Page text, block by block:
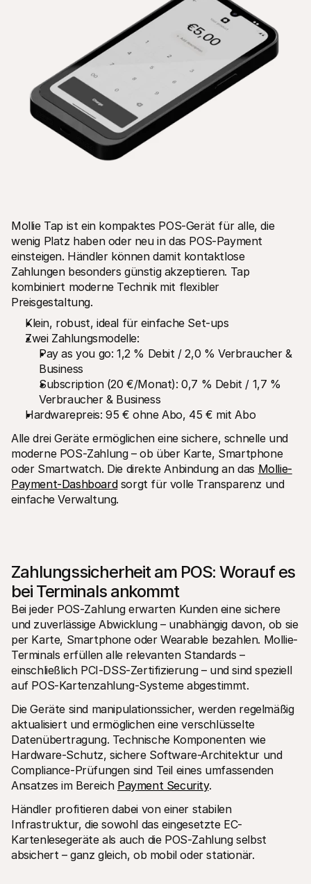
Mollie Tap ist ein kompaktes POS-Gerät für alle, die
wenig Platz haben oder neu in das POS-Payment
einsteigen. Händler können damit kontaktlose
Zahlungen besonders günstig akzeptieren. Tap
kombiniert moderne Technik mit flexibler
Preisgestaltung.
Klein, robust, ideal für einfache Set-ups
Zwei Zahlungsmodelle:
Pay as you go: 1,2 % Debit / 2,0 % Verbraucher &
Business
Subscription (20 €/Monat): 0,7 % Debit / 1,7 %
Verbraucher & Business
Hardwarepreis: 95 € ohne Abo, 45 € mit Abo
Alle drei Geräte ermöglichen eine sichere, schnelle und
moderne POS-Zahlung – ob über Karte, Smartphone
oder Smartwatch. Die direkte Anbindung an das Mollie-
Payment-Dashboard sorgt für volle Transparenz und
einfache Verwaltung.
Zahlungssicherheit am POS: Worauf es
bei Terminals ankommt
Bei jeder POS-Zahlung erwarten Kunden eine sichere
und zuverlässige Abwicklung – unabhängig davon, ob sie
per Karte, Smartphone oder Wearable bezahlen. Mollie-
Terminals erfüllen alle relevanten Standards –
einschließlich PCI-DSS-Zertifizierung – und sind speziell
auf POS-Kartenzahlung-Systeme abgestimmt.
Die Geräte sind manipulationssicher, werden regelmäßig
aktualisiert und ermöglichen eine verschlüsselte
Datenübertragung. Technische Komponenten wie
Hardware-Schutz, sichere Software-Architektur und
Compliance-Prüfungen sind Teil eines umfassenden
Ansatzes im Bereich Payment Security.
Händler profitieren dabei von einer stabilen
Infrastruktur, die sowohl das eingesetzte EC-
Kartenlesegeräte als auch die POS-Zahlung selbst
absichert – ganz gleich, ob mobil oder stationär.